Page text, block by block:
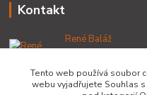
Kontakt
René Baláž
+421 902
od 8:00 - do 16:00
Tento web používá soubor
webu vyjadřujete Souhlas